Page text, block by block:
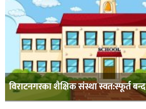
विराटनगरका शैक्षिक संस्था स्वत:स्फूर्त बन्द